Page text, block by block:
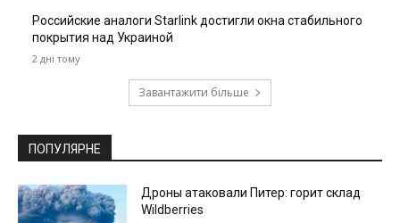
Российские аналоги Starlink достигли окна стабильного
покрытия над Украиной
2 дні тому
Завантажити більше
ПОПУЛЯРНЕ
Дроны атаковали Питер: горит склад
Wildberries